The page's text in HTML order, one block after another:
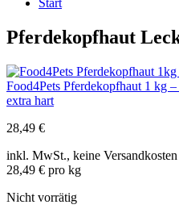
Pferdekopfhaut
Food4Pets Pferdekopfhaut 1 kg
extra hart
28,49 €
inkl. MwSt., keine Versandkosten
28,49 € pro kg
Nicht vorrätig